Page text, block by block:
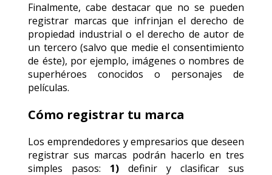
Finalmente, cabe destacar que no se pueden
registrar marcas que infrinjan el derecho de
propiedad industrial o el derecho de autor de
un tercero (salvo que medie el consentimiento
de éste), por ejemplo, imágenes o nombres de
superhéroes conocidos o personajes de
películas.
Cómo registrar tu marca
Los emprendedores y empresarios que deseen
registrar sus marcas podrán hacerlo en tres
simples pasos: 1)definir y clasificar sus